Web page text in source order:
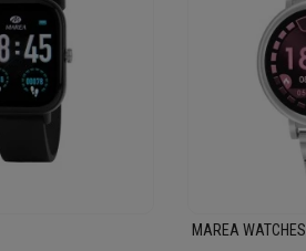
MAREA WATCHES